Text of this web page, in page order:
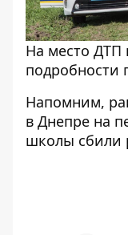
На место ДТП
подробности
Напомним,
в Днепре на
школы сбили